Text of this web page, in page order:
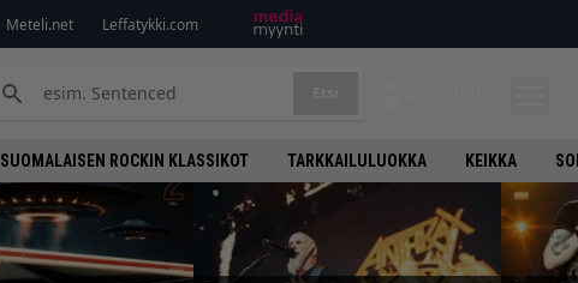
Meteli.net Leffatykki.com
SUOMALAISEN ROCKIN KLASSIKOT TARKKAILULUOKKA KEIKKA